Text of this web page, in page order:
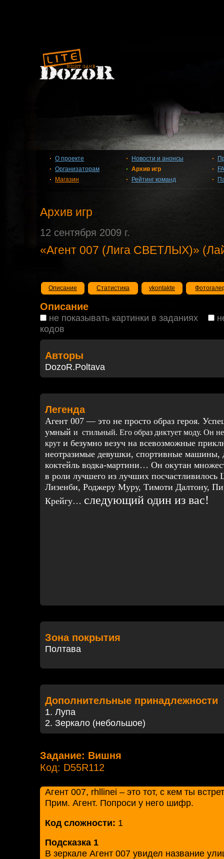
О проекте
Организаторам
Магазин
Новости и анонсы
Архив игр
Рейтинг команд
Архив игр
12 сентября 2009 г.
«Агент 007 (Лига СВЕТЛЫХ)»
Описание Статистика vkontakte
Описание
не показывать картинки в заданиях
кодов
Авторы
DozoR.Poltava
Легенда
Агент 007 — это не просто образ героя.
умный и стильный. Его образ диктует моду. Он
крут и безумно везуч на всевозможные
неотразимые девушки, спортивные машины,
коктейль водка-мартини… Он окутан
в роли лучшего из лучших
Лизенби, Роджеру Муру, Тимоти Далтону,
Крейгу… следующий один из вас!
Зона покрытия
Полтава
Дополнительные принадлежности
1. Лупа
2. Зеркало (небольшое)
Задание: Вишня
Код: D55R112
Агент 007, rhllinei – это тот, с кем ты
Прим. Агент. Попроси у него шифр.
Код сложности: 1
Подсказка 1
В зеркале Агент 007 увидел название